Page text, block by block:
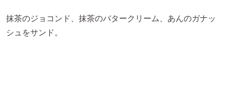
抹茶のジョコンド、抹茶のバタークリーム、あんのガナッ
シュをサンド。